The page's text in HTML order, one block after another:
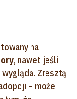
na
, nawet jeśli
Zresztą
– może